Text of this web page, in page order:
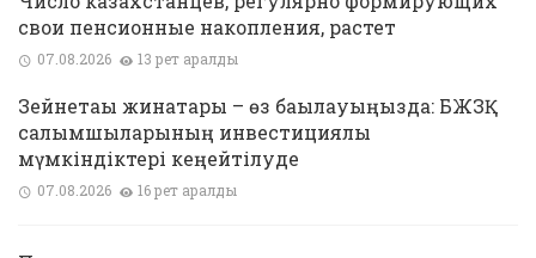
свои пенсионные накопления, растет
07.08.2026 13 рет қаралды
Зейнетақы жинақтары – өз бақылауыңызда: БЖЗҚ
салымшыларының инвестициялық
мүмкіндіктері кеңейтілуде
07.08.2026 16 рет қаралды